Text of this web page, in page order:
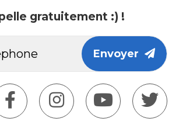
gratuitement :) !
Envoyer